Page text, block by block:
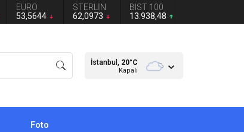
EURO
53,5644
STERLİN
62,0973
BIST 100
13.938,48
İstanbul, 20°C
Kapalı
Foto